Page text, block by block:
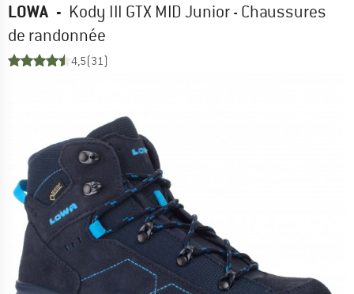
LOWA - Kody III GTX MID Junior - Chaussures
de randonnée
4,5(31)